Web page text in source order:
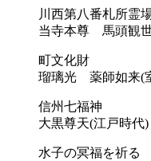
川西第八番札所霊
当寺本尊 馬頭観
町文化財
瑠璃光 薬師如来(
信州七福神
大黒尊天(江戸時代)
水子の冥福を祈る